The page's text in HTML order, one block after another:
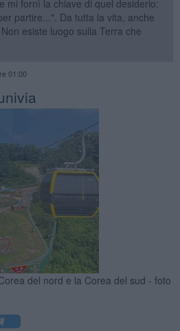
mi fornì la chiave di quel desiderio:
partire...". Da tutta la vita, anche
esiste luogo sulla Terra che
01:00
del nord e la Corea del sud - foto